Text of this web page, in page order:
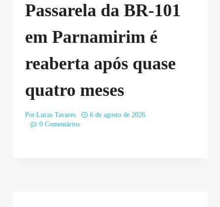
Passarela da BR-101
em Parnamirim é
reaberta após quase
quatro meses
Por Lucas Tavares
6 de agosto de 2026
0 Comentários